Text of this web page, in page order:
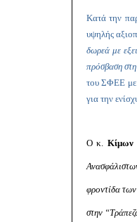
Κατά την
υψηλής
δωρεά με
πρόσβαση
του ΣΦΕΕ με
για την
Ο κ. Κίμων
φροντίδα
στην